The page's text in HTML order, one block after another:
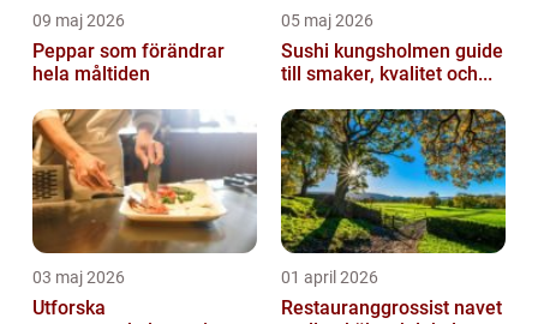
09 maj 2026
Peppar som förändrar
hela måltiden
05 maj 2026
Sushi kungsholmen guide
till smaker, kvalitet och...
03 maj 2026
Utforska
01 april 2026
Restauranggrossist navet